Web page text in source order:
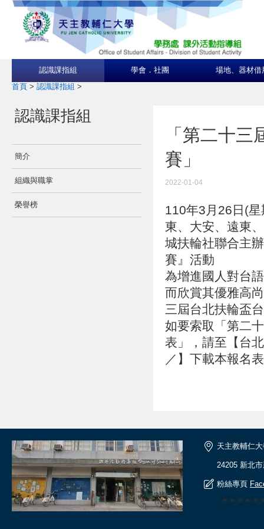
認識課指組 學會．社團 場地、器材借
首頁 > 認識課指組 >
認識課指組
簡介
組織與職掌
榮譽榜
「第二十
賽」
2022-01-04
110年3月26日(
東、大安、遠東
城扶輪社聯合主
賽』活動
為增進國人對台
而欣賞其優雅高
三屆台北扶輪盃
如要索取「第二
表」，請至【台
／】下載本報名
天主教輔仁
24205 新北
粉絲專頁